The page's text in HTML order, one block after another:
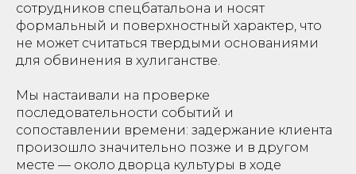
сотрудников спецбатальона и носят
формальный и поверхностный характер, что
не может считаться твердыми основаниями
для обвинения в хулиганстве.
Мы настаивали на проверке
последовательности событий и
сопоставлении времени: задержание клиента
произошло значительно позже и в другом
месте — около дворца культуры в ходе